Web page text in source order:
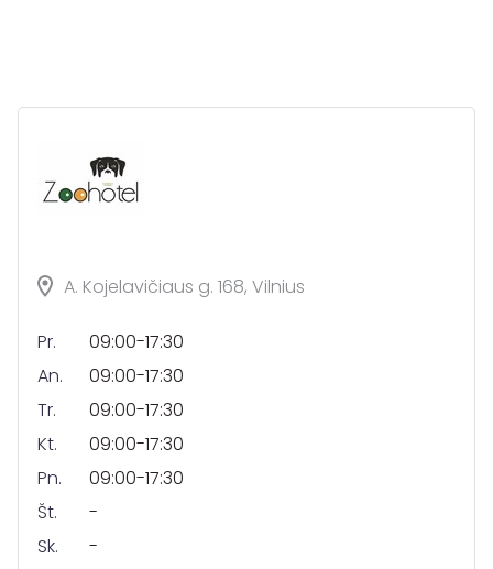
A. Kojelavičiaus g. 168, Vilnius
Pr.
09:00-17:30
An.
09:00-17:30
Tr.
09:00-17:30
Kt.
09:00-17:30
Pn.
09:00-17:30
Št.
-
Sk.
-